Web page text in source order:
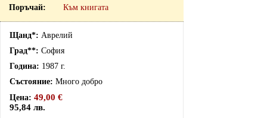
Към книгата
Аврелий
София
1987 г.
Много добро
49,00 €
95,84 лв.